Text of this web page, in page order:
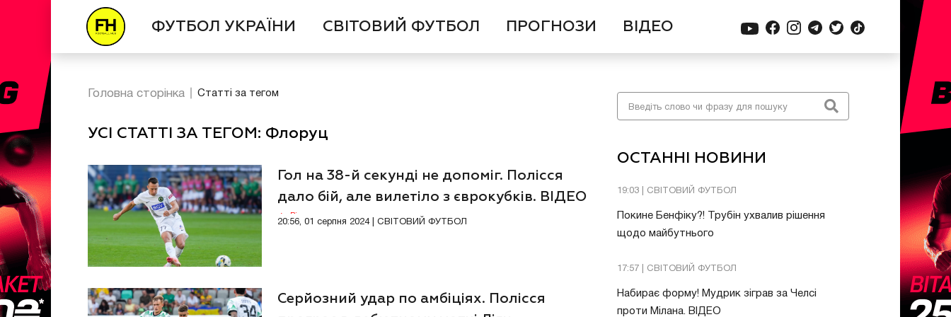
ФУТБОЛ УКРАЇНИ СВІТОВИЙ ФУТБОЛ ПРОГНОЗИ ВІДЕО
ОСТАННІ НОВИНИ
19:03 | СВІТОВИЙ ФУТБОЛ
Покине Бенфіку?! Трубін ухвалив рішення
щодо майбутнього
17:57 | СВІТОВИЙ ФУТБОЛ
Набирає форму! Мудрик зіграв за Челсі
проти Мілана. ВІДЕО
Головна сторінка Статті за тегом
УСІ СТАТТІ ЗА ТЕГОМ: Флоруц
Гол на 38-й секунді не допоміг. Полісся
дало бій, але вилетіло з єврокубків. ВІДЕО
Відео
20:56, 01 серпня 2024 | СВІТОВИЙ ФУТБОЛ
Серйозний удар по амбіціях. Полісся